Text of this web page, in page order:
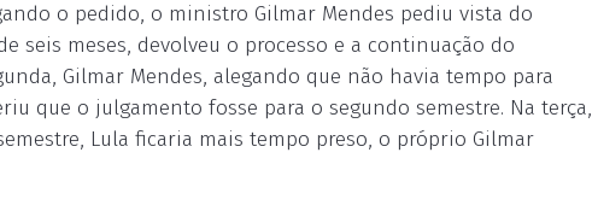
o pedido, o ministro Gilmar Mendes pediu vista do
seis meses, devolveu o processo e a continuação do
Gilmar Mendes, alegando que não havia tempo para
que o julgamento fosse para o segundo semestre. Na terça,
Lula ficaria mais tempo preso, o próprio Gilmar